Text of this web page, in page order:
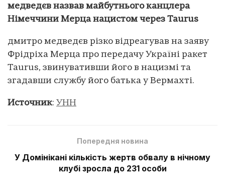
медведєв назвав майбутнього канцлера
Німеччини Мерца нацистом через Taurus
дмитро медведєв різко відреагував на заяву
Фрідріха Мерца про передачу Україні ракет
Taurus, звинувативши його в нацизмі та
згадавши службу його батька у Вермахті.
Источник: УНН
Попередня новина
У Домінікані кількість жертв обвалу в нічному
клубі зросла до 231 особи